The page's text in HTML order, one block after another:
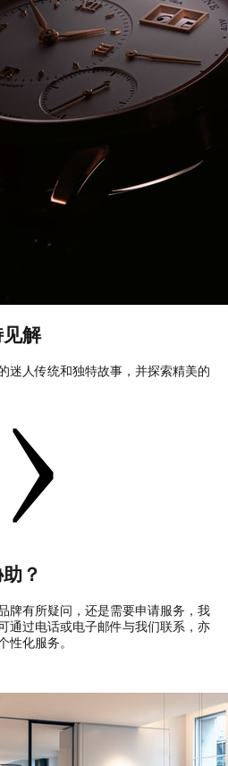
解
迷人传统和独特故事，并探索精美的
？
牌有所疑问，还是需要申请服务，我
通过电话或电子邮件与我们联系，亦
性化服务。